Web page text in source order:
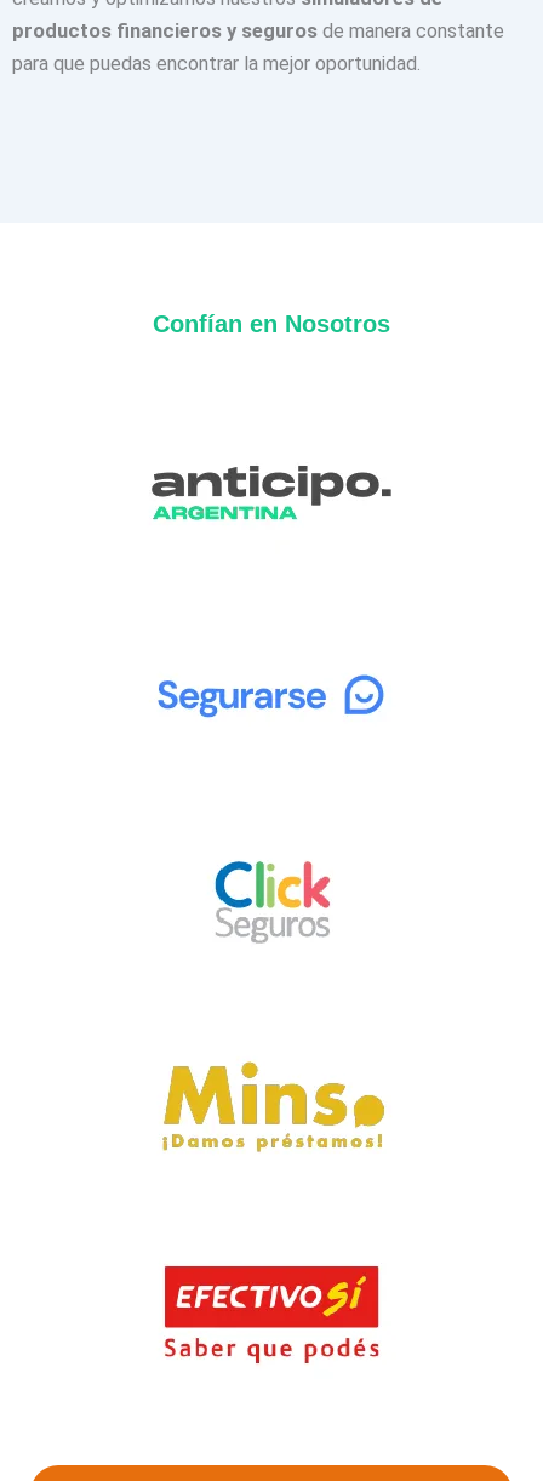
productos financieros y seguros de manera constante
para que puedas encontrar la mejor oportunidad.
Confían en Nosotros